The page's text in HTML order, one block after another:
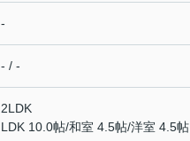
-
- / -
2LDK
LDK 10.0帖/和室 4.5帖/洋室 4.5帖